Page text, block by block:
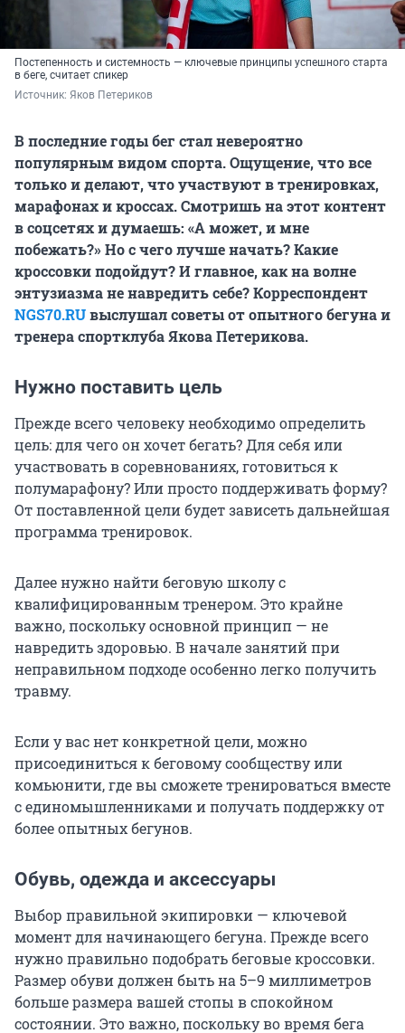
Постепенность и системность — ключевые принципы успешного старта
в беге, считает спикер
Источник: Яков Петериков
В последние годы бег стал невероятно
популярным видом спорта. Ощущение, что все
только и делают, что участвуют в тренировках,
марафонах и кроссах. Смотришь на этот контент
в соцсетях и думаешь: «А может, и мне
побежать?» Но с чего лучше начать? Какие
кроссовки подойдут? И главное, как на волне
энтузиазма не навредить себе? Корреспондент
NGS70.RUвыслушал советы от опытного бегуна и
тренера спортклуба Якова Петерикова.
Нужно поставить цель
Прежде всего человеку необходимо определить
цель: для чего он хочет бегать? Для себя или
участвовать в соревнованиях, готовиться к
полумарафону? Или просто поддерживать форму?
От поставленной цели будет зависеть дальнейшая
программа тренировок.
Далее нужно найти беговую школу с
квалифицированным тренером. Это крайне
важно, поскольку основной принцип — не
навредить здоровью. В начале занятий при
неправильном подходе особенно легко получить
травму.
Если у вас нет конкретной цели, можно
присоединиться к беговому сообществу или
комьюнити, где вы сможете тренироваться вместе
с единомышленниками и получать поддержку от
более опытных бегунов.
Обувь, одежда и аксессуары
Выбор правильной экипировки — ключевой
момент для начинающего бегуна. Прежде всего
нужно правильно подобрать беговые кроссовки.
Размер обуви должен быть на 5–9 миллиметров
больше размера вашей стопы в спокойном
состоянии. Это важно, поскольку во время бега